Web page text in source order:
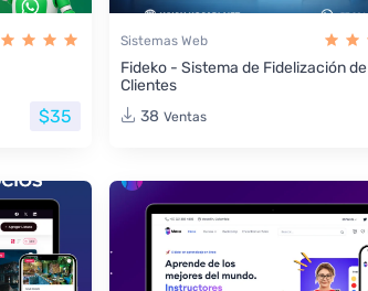
$35
Sistemas Web
Fideko - Sistema de Fidelización de
Clientes
38 Ventas